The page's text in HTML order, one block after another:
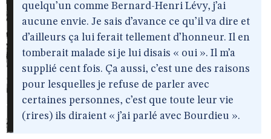
quelqu’un comme Bernard-Henri Lévy, j’ai
aucune envie. Je sais d’avance ce qu’il va dire et
d’ailleurs ça lui ferait tellement d’honneur. Il en
tomberait malade si je lui disais « oui ». Il m’a
supplié cent fois. Ça aussi, c’est une des raisons
pour lesquelles je refuse de parler avec
certaines personnes, c’est que toute leur vie
(rires) ils diraient « j’ai parlé avec Bourdieu ».